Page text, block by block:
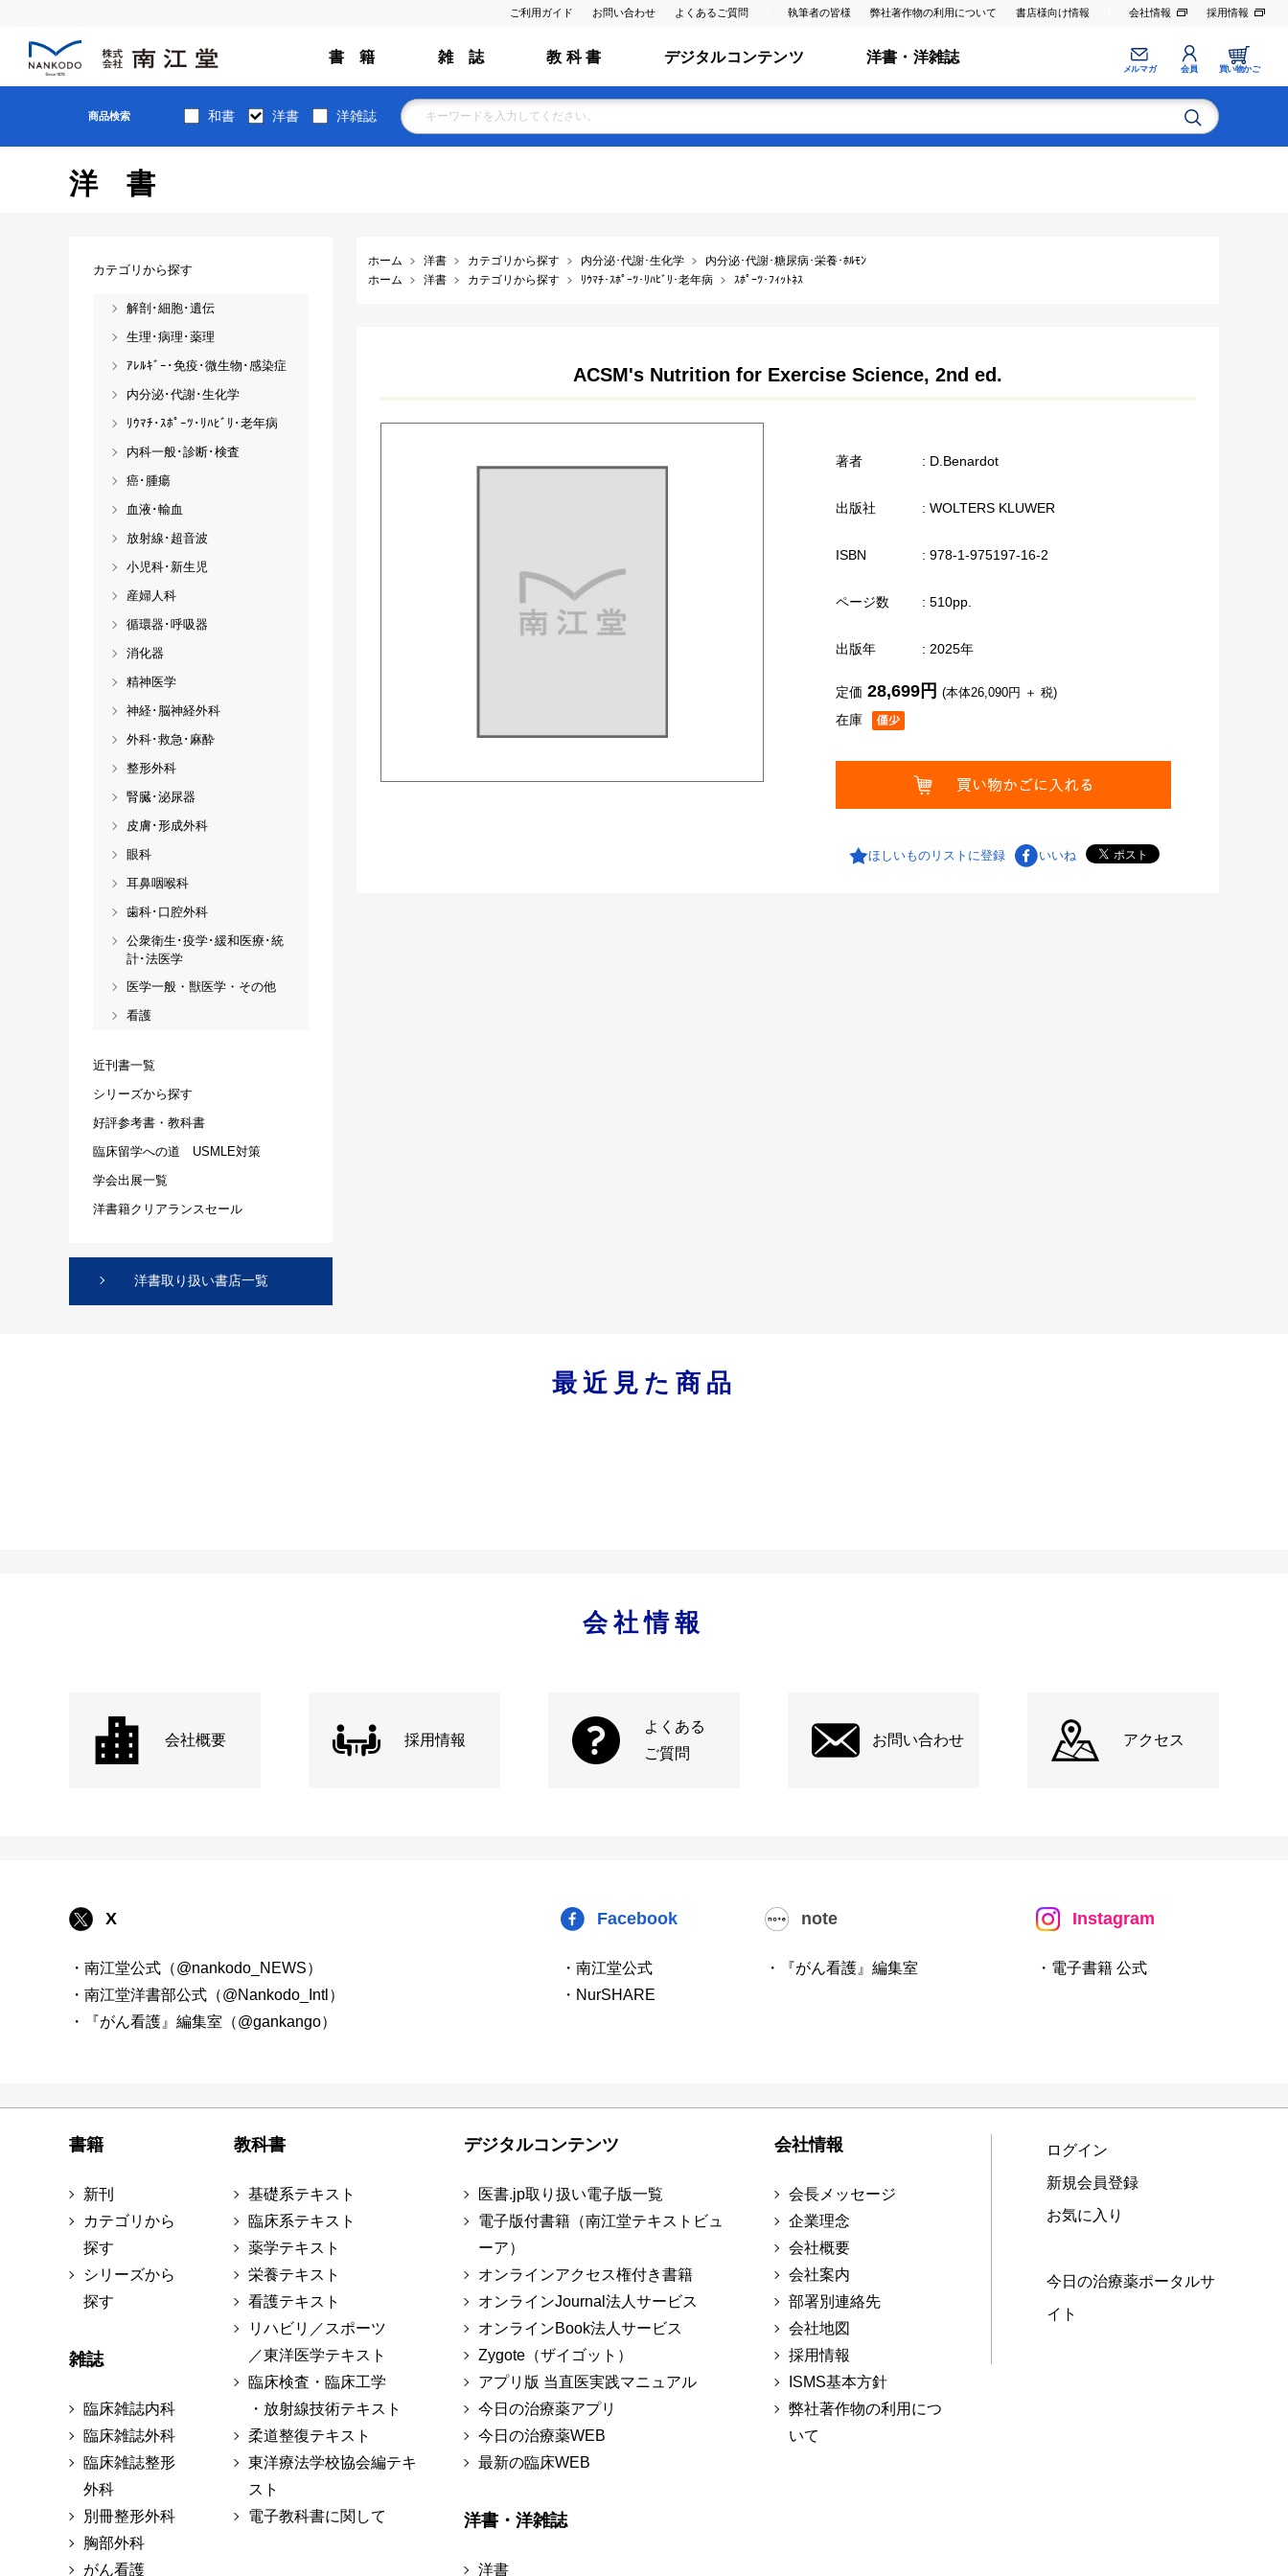
ご利用ガイド お問い合わせ よくあるご質問 執筆者の皆様 弊社著作物の利用について 書店様向け情報 会社情報 採用情報
書 籍 雑 誌 教 科 書 デジタルコンテンツ 洋書・洋雑誌
メルマガ 会員 買い物かご
商品検索 和書 洋書 洋雑誌
洋書
ホーム 洋書 カテゴリから探す 内分泌･代謝･生化学
内分泌･代謝･糖尿病･栄養･ﾎﾙﾓﾝ
ホーム
洋書 カテゴリから探す ﾘｳﾏﾁ･ｽﾎﾟｰﾂ･ﾘﾊﾋﾞﾘ･老年病 ｽﾎﾟｰﾂ･ﾌｨｯﾄﾈｽ
ACSM's Nutrition for Exercise Science, 2nd ed.
著者 : D.Benardot
出版社 : WOLTERS KLUWER
ISBN : 978-1-975197-16-2
ページ数 : 510pp.
出版年 : 2025年
在庫
定価 28,699円 (本体26,090円 ＋ 税)
ほしいものリストに登録 いいね
カテゴリから探す
解剖･細胞･遺伝
生理･病理･薬理
ｱﾚﾙｷﾞｰ･免疫･微生物･感染症
内分泌･代謝･生化学
ﾘｳﾏﾁ･ｽﾎﾟｰﾂ･ﾘﾊﾋﾞﾘ･老年病
内科一般･診断･検査
癌･腫瘍
血液･輸血
放射線･超音波
小児科･新生児
産婦人科
循環器･呼吸器
消化器
精神医学
神経･脳神経外科
外科･救急･麻酔
整形外科
腎臓･泌尿器
皮膚･形成外科
眼科
耳鼻咽喉科
歯科･口腔外科
公衆衛生･疫学･緩和医療･統
計･法医学
医学一般・獣医学・その他
看護
近刊書一覧
シリーズから探す
好評参考書・教科書
臨床留学への道 USMLE対策
学会出展一覧
洋書籍クリアランスセール
洋書取り扱い書店一覧
最近見た商品
会社情報
会社概要 採用情報
よくある
ご質問
お問い合わせ アクセス
X
・南江堂公式（@nankodo_NEWS）
・南江堂洋書部公式（@Nankodo_Intl）
・『がん看護』編集室（@gankango）
Facebook
・南江堂公式
・NurSHARE
note
・『がん看護』編集室
Instagram
・電子書籍 公式
書籍
新刊
カテゴリから
探す
シリーズから
探す
雑誌
臨床雑誌内科
臨床雑誌外科
臨床雑誌整形
外科
別冊整形外科
胸部外科
がん看護
教科書
基礎系テキスト
臨床系テキスト
薬学テキスト
栄養テキスト
看護テキスト
リハビリ／スポーツ
／東洋医学テキスト
臨床検査・臨床工学
・放射線技術テキスト
柔道整復テキスト
東洋療法学校協会編テキ
スト
電子教科書に関して
デジタルコンテンツ
医書.jp取り扱い電子版一覧
電子版付書籍（南江堂テキストビュ
ーア）
オンラインアクセス権付き書籍
オンラインJournal法人サービス
オンラインBook法人サービス
Zygote（ザイゴット）
アプリ版 当直医実践マニュアル
今日の治療薬アプリ
今日の治療薬WEB
最新の臨床WEB
洋書・洋雑誌
洋書
会社情報
会長メッセージ
企業理念
会社概要
会社案内
部署別連絡先
会社地図
採用情報
ISMS基本方針
弊社著作物の利用につ
いて
ログイン
新規会員登録
お気に入り
今日の治療薬ポータルサ
イト